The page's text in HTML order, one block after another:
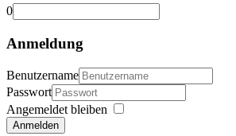
0
Anmeldung
Benutzername
Passwort
Angemeldet bleiben
Anmelden